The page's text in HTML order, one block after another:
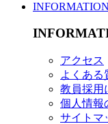
INFORMATION
アクセス
よくある
教員採用
個人情報
サイトマ